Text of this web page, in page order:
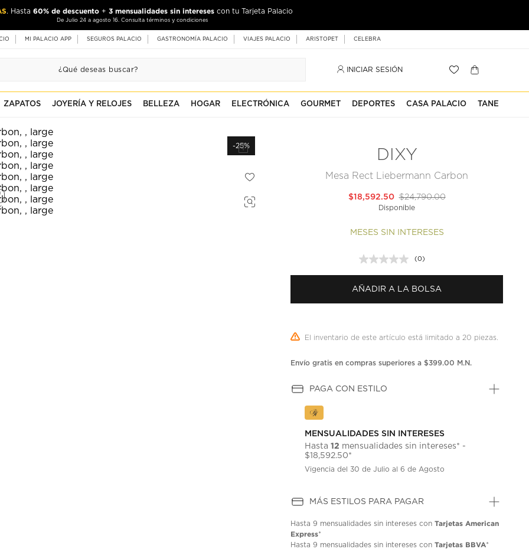
. Hasta 60% de descuento + 3 mensualidades sin intereses con tu Tarjeta Palacio
De Julio 24 a agosto 16. Consulta términos y condiciones
MI PALACIO APP SEGUROS PALACIO GASTRONOMÍA PALACIO VIAJES PALACIO ARISTOPET CELEBRA
INICIAR SESIÓN
ZAPATOS JOYERÍA Y RELOJES BELLEZA HOGAR ELECTRÓNICA GOURMET DEPORTES CASA PALACIO TANE
-25%
DIXY
Mesa Rect Liebermann Carbon
$24,790.00
$18,592.50
Disponible
MESES SIN INTERESES
Sin
puntuación.
en
la
(0)
AÑADIR A LA BOLSA
El inventario de este artículo está limitado a 20 piezas.
Envío gratis en compras superiores a $399.00 M.N.
PAGA CON ESTILO
MENSUALIDADES SIN INTERESES
Hasta12 mensualidades sin intereses* -
$18,592.50*
Vigencia del 30 de Julio al 6 de Agosto
MÁS ESTILOS PARA PAGAR
Hasta9 mensualidades sin intereses conTarjetas American
Express*
Hasta9 mensualidades sin intereses conTarjetas BBVA*